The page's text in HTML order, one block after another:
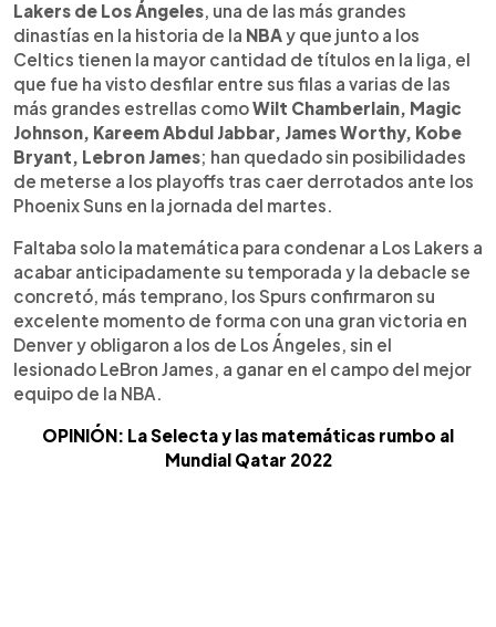
Lakers de Los Ángeles, una de las más grandes
dinastías en la historia de la NBAy que junto a los
Celtics tienen la mayor cantidad de títulos en la liga, el
que fue ha visto desfilar entre sus filas a varias de las
más grandes estrellas comoWilt Chamberlain, Magic
Johnson, Kareem Abdul Jabbar, James Worthy, Kobe
Bryant, Lebron James; han quedado sin posibilidades
de meterse a los playoffs tras caer derrotados ante los
Phoenix Suns en la jornada del martes.
Faltaba solo la matemática para condenar a Los Lakers a
acabar anticipadamente su temporada y la debacle se
concretó, más temprano, los Spurs confirmaron su
excelente momento de forma con una gran victoria en
Denver y obligaron a los de Los Ángeles, sin el
lesionado LeBron James, a ganar en el campo del mejor
equipo de la NBA.
OPINIÓN: La Selecta y las matemáticas rumbo al
Mundial Qatar 2022